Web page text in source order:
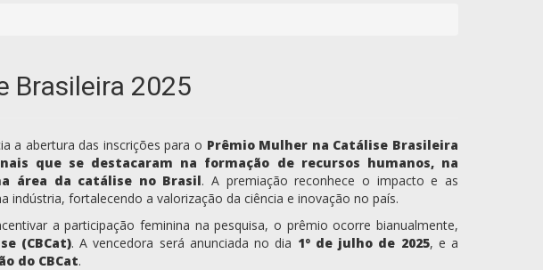
Brasileira 2025
a abertura das inscrições para o Prêmio Mulher na Catálise Brasileira
que se destacaram na formação de recursos humanos, na
área da catálise no Brasil. A premiação reconhece o impacto e as
fortalecendo a valorização da ciência e inovação no país.
a participação feminina na pesquisa, o prêmio ocorre bianualmente,
(CBCat). A vencedora será anunciada no dia 1º de julho de 2025, e a
do CBCat.